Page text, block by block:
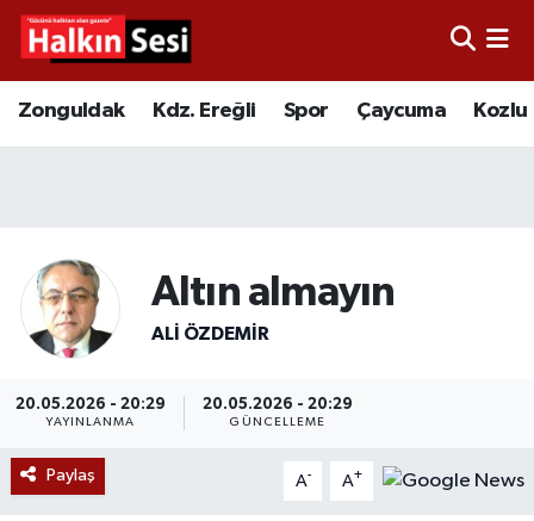
Zonguldak Kdz. Ereğli Spor Çaycuma Kozlu
Altın almayın
ALI ÖZDEMIR
20.05.2026 - 20:29
YAYINLANMA
20.05.2026 - 20:29
GÜNCELLEME
Paylaş A- A+
Video
Çaycuma
Kozlu
Alaplı
Asayiş
Bartın
Merkez Hava Durumu
Süper Lig Puan Durumu ve Fikstür
Tüm Manşetler
Son Dakika Haberleri
Haber Arşivi